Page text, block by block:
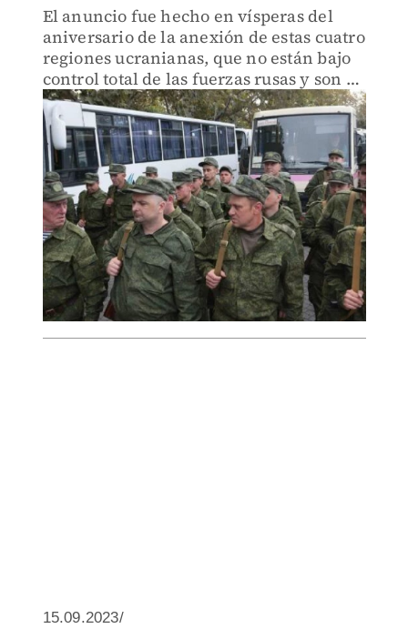
El anuncio fue hecho en vísperas del
aniversario de la anexión de estas cuatro
regiones ucranianas, que no están bajo
control total de las fuerzas rusas y son a
día de hoy escenario de cruentas
batallas.
15.09.2023/